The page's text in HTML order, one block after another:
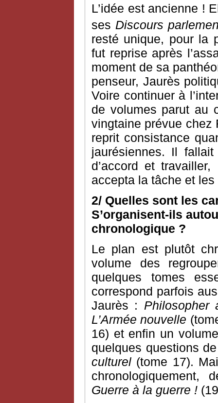
L’idée est ancienne !
ses Discours
resté unique, pour la
fut reprise après
moment de sa
penseur, Jaurès
Voire continuer à
de volumes parut au
vingtaine prévue chez
reprit consistance
jaurésiennes. Il
d’accord et
accepta la tâche et
2/ Quelles sont les
S’organisent-ils
chronologique ?
Le plan est plutôt
volume des
quelques tomes
correspond parfois
Jaurès : Philosopher
L’Armée nouvelle
16) et enfin un
quelques questions
culturel (tome 17).
chronologiquement,
Guerre à la guerre !